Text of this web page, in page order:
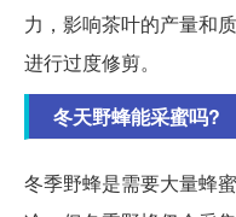
力，影响茶叶的产量和
进行过度修剪。
冬天野蜂能采蜜吗?
冬季野蜂是需要大量蜂